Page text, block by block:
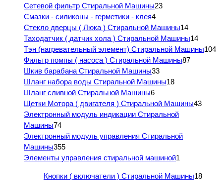
Сетевой фильтр Стиральной Машины23
Смазки - силиконы - герметики - клея4
Стекло дверцы ( Люка ) Стиральной Машины14
Таходатчик ( датчик хола ) Стиральной Машины14
Тэн (нагревательный элемент) Стиральной Машины104
Фильтр помпы ( насоса ) Стиральной Машины87
Шкив барабана Стиральной Машины33
Шланг набора воды Стиральной Машины18
Шланг сливной Стиральной Машины6
Щетки Мотора ( двигателя ) Стиральной Машины43
Электронный модуль индикации Стиральной
Машины74
Электронный модуль управления Стиральной
Машины355
Элементы управления стиральной машиной1
Кнопки ( включатели ) Стиральной Машины18